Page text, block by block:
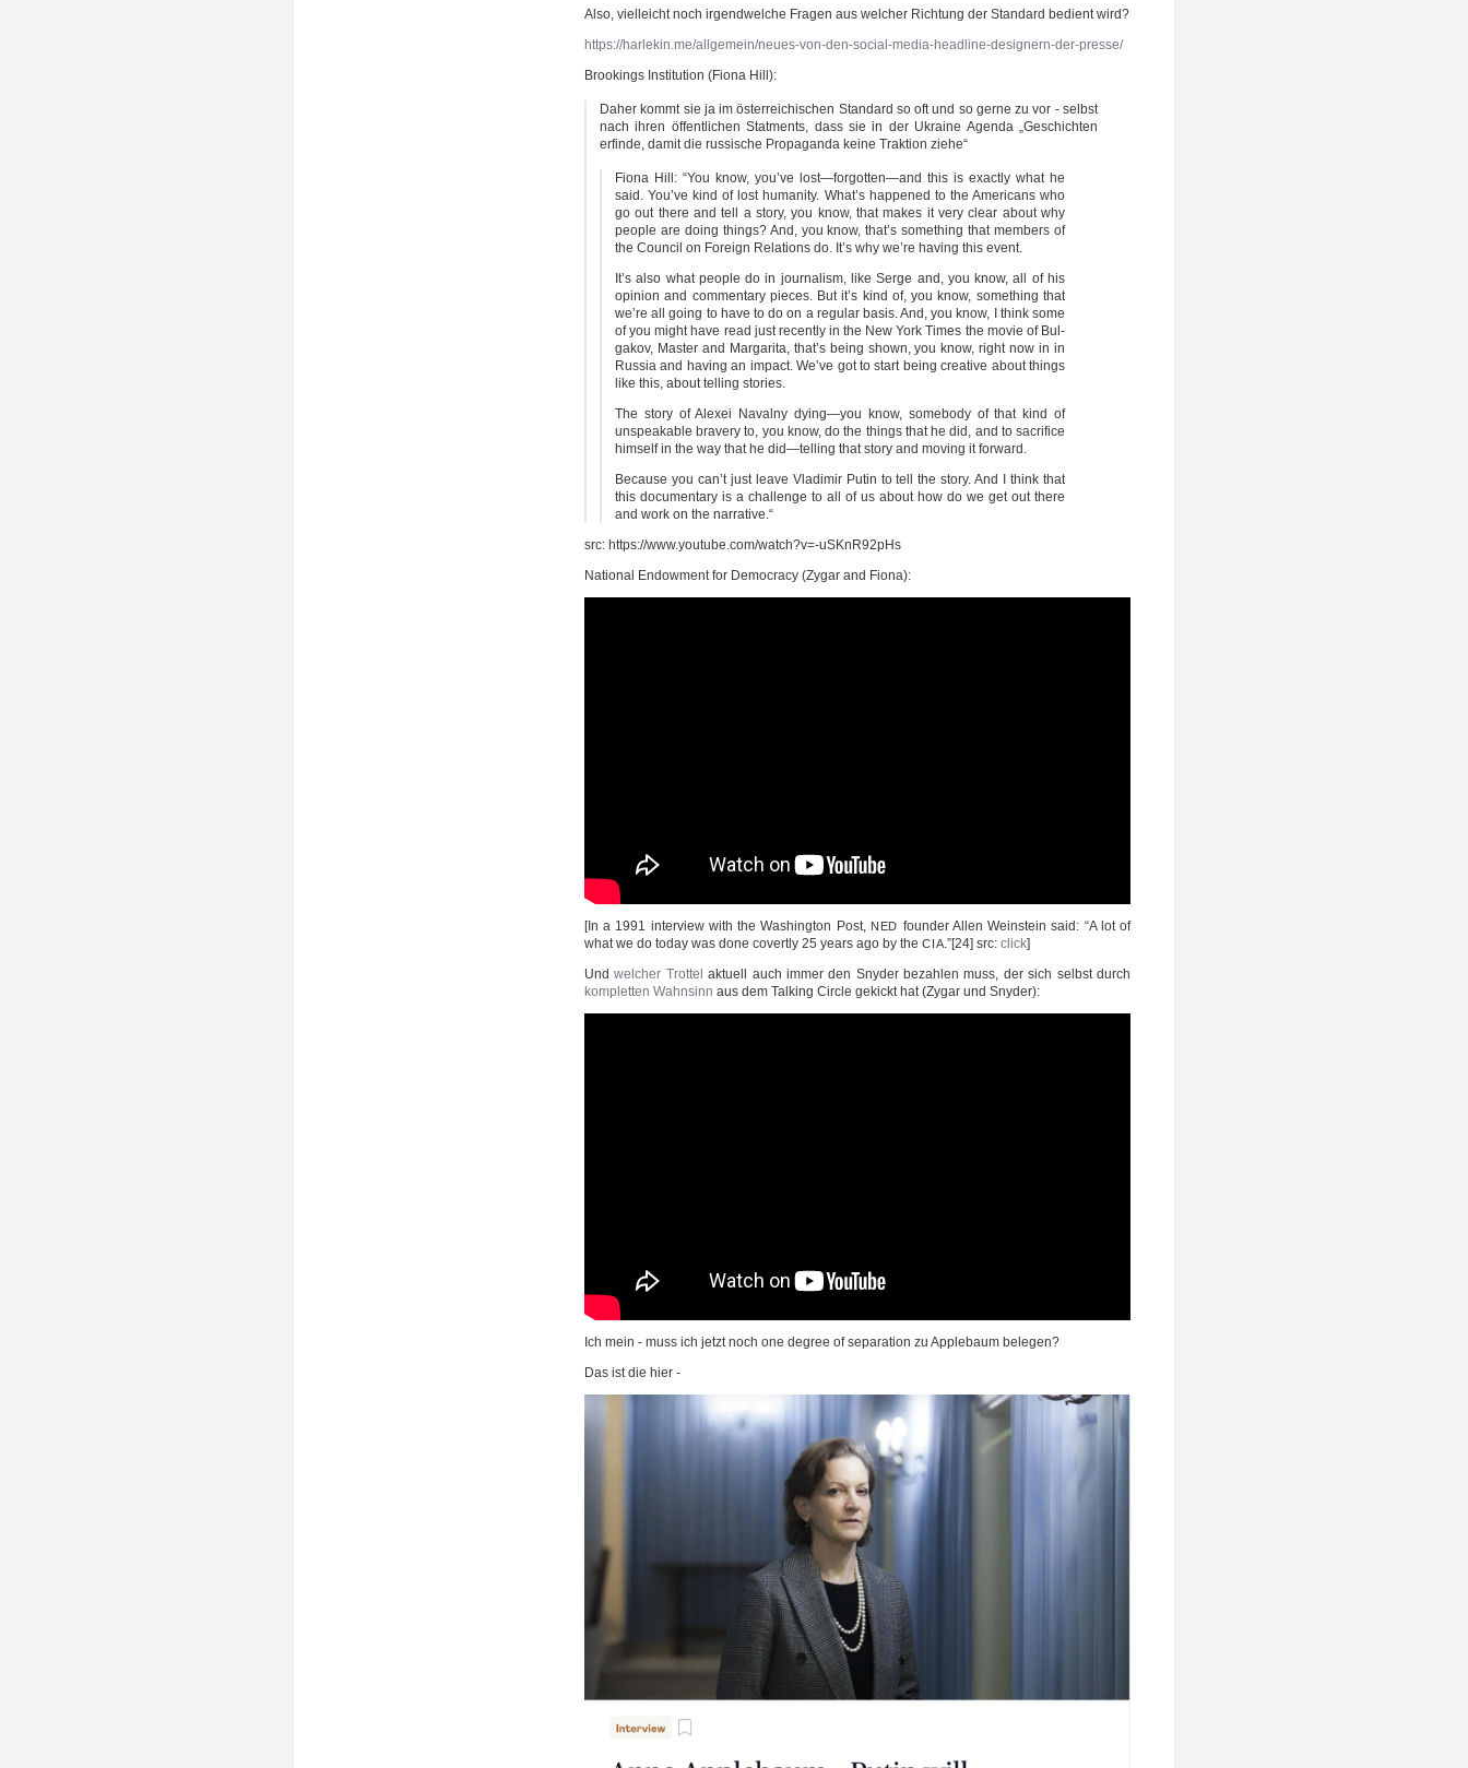
Also, viel­leicht noch irgend­wel­che Fra­gen aus wel­cher Rich­tung der Stan­dard bedient wird?
https://harlekin.me/allgemein/neues-von-den-social-media-headline-designern-der-presse/
Broo­kings Insti­tu­ti­on (Fio­na Hill):
Daher kommt sie ja im öster­rei­chi­schen Stan­dard so oft und so ger­ne zu vor - selbst
nach ihren öffent­li­chen Stat­ments, dass sie in der Ukrai­ne Agen­da „Geschich­ten
erfin­de, damit die rus­si­sche Pro­pa­gan­da kei­ne Trak­ti­on ziehe“
Fio­na Hill: “You know, you’ve lost—forgotten—and this is exact­ly what he
said. You’ve kind of lost huma­ni­ty. What’s hap­pen­ed to the Ame­ri­cans who
go out the­re and tell a sto­ry, you know, that makes it very clear about why
peop­le are doing things? And, you know, that’s some­thing that mem­bers of
the Coun­cil on For­eign Rela­ti­ons do. It’s why we’re having this event.
It’s also what peop­le do in jour­na­lism, like Ser­ge and, you know, all of his
opi­ni­on and com­men­ta­ry pie­ces. But it’s kind of, you know, some­thing that
we’re all going to have to do on a regu­lar basis. And, you know, I think some
of you might have read just recent­ly in the New York Times the movie of Bul­
ga­kov, Mas­ter and Mar­ga­ri­ta, that’s being shown, you know, right now in in
Rus­sia and having an impact. We’ve got to start being crea­ti­ve about things
like this, about tel­ling stories.
The sto­ry of Ale­xei Naval­ny dying—you know, some­bo­dy of that kind of
unspeaka­ble bra­very to, you know, do the things that he did, and to sacri­fice
hims­elf in the way that he did—telling that sto­ry and moving it forward.
Becau­se you can’t just lea­ve Vla­di­mir Putin to tell the sto­ry. And I think that
this docu­men­ta­ry is a chal­len­ge to all of us about how do we get out the­re
and work on the narrative.“
src: https://www.youtube.com/watch?v=-uSKnR92pHs
Natio­nal Endow­ment for Demo­cra­cy (Zygar and Fiona):
[In a 1991 inter­view with the Washing­ton Post, NED foun­der Allen Wein­stein said: “A lot of
what we do today was done covertly 25 years ago by the CIA .”[24] src:click]
Undwel­cher Trot­tel aktu­ell auch immer den Sny­der bezah­len muss, der sich selbst durch
kom­plet­ten Wahn­sinn aus dem Tal­king Cir­cle gekickt hat (Zygar und Snyder):
Ich mein - muss ich jetzt noch one degree of sepa­ra­ti­on zu App­le­baum belegen?
Das ist die hier -